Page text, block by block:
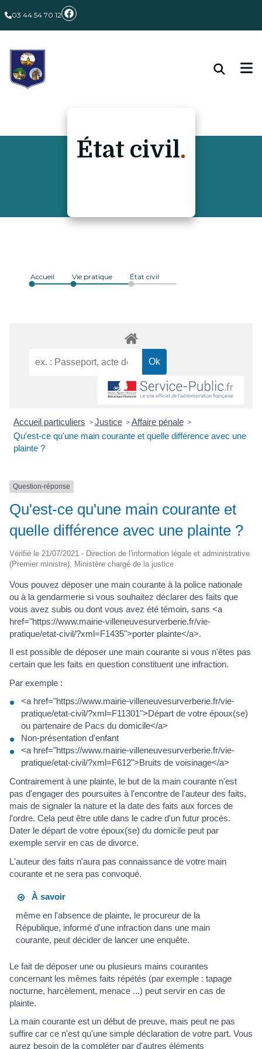
03 44 54 70 12
État civil
Accueil Vie pratique État civil
Accueil particuliers > Justice > Affaire pénale >
Qu'est-ce qu'une main courante et quelle différence avec une
plainte ?
Question-réponse
Qu'est-ce qu'une main courante et
quelle différence avec une plainte ?
Vérifié le 21/07/2021 - Direction de l'information légale et administrative
(Premier ministre), Ministère chargé de la justice
Vous pouvez déposer une main courante à la police nationale
ou à la gendarmerie si vous souhaitez déclarer des faits que
vous avez subis ou dont vous avez été témoin, sans <a
href="https://www.mairie-villeneuvesurverberie.fr/vie-
pratique/etat-civil/?xml=F1435">porter plainte</a>.
Il est possible de déposer une main courante si vous n'êtes pas
certain que les faits en question constituent une infraction.
Par exemple :
<a href="https://www.mairie-villeneuvesurverberie.fr/vie-
pratique/etat-civil/?xml=F11301">Départ de votre époux(se)
ou partenaire de Pacs du domicile</a>
Non-présentation d'enfant
<a href="https://www.mairie-villeneuvesurverberie.fr/vie-
pratique/etat-civil/?xml=F612">Bruits de voisinage</a>
Contrairement à une plainte, le but de la main courante n'est
pas d'engager des poursuites à l'encontre de l'auteur des faits,
mais de signaler la nature et la date des faits aux forces de
l'ordre. Cela peut être utile dans le cadre d'un futur procès.
Dater le départ de votre époux(se) du domicile peut par
exemple servir en cas de divorce.
L'auteur des faits n'aura pas connaissance de votre main
courante et ne sera pas convoqué.
À savoir
même en l'absence de plainte, le procureur de la
République, informé d'une infraction dans une main
courante, peut décider de lancer une enquête.
Le fait de déposer une ou plusieurs mains courantes
concernant les mêmes faits répétés (par exemple : tapage
nocturne, harcèlement, menace ...) peut servir en cas de
plainte.
La main courante est un début de preuve, mais peut ne pas
suffire car ce n'est qu'une simple déclaration de votre part. Vous
aurez besoin de la compléter par d'autres éléments